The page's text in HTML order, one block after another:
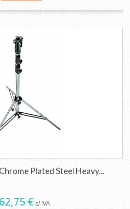
Plated Steel Heavy...
€ c/ IVA